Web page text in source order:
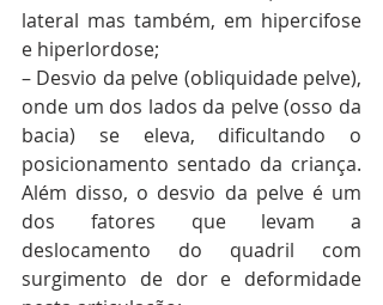
lateral mas também, em hipercifose
e hiperlordose;
– Desvio da pelve (obliquidade pelve),
onde um dos lados da pelve (osso da
bacia) se eleva, dificultando o
posicionamento sentado da criança.
Além disso, o desvio da pelve é um
dos fatores que levam a
deslocamento do quadril com
surgimento de dor e deformidade